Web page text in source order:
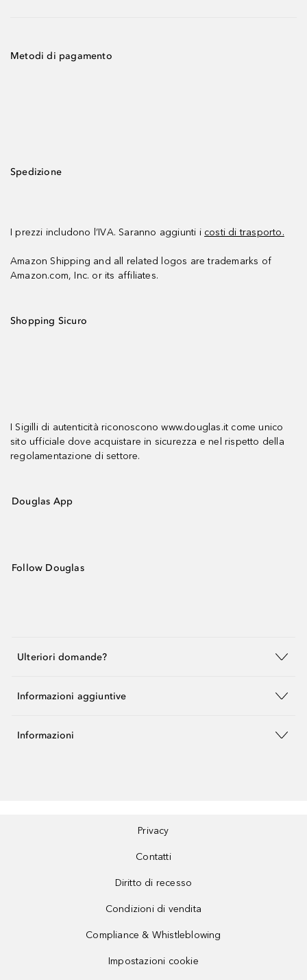
Metodi di pagamento
Spedizione
I prezzi includono l’IVA. Saranno aggiunti i costi di trasporto.
Amazon Shipping and all related logos are trademarks of
Amazon.com, Inc. or its affiliates.
Shopping Sicuro
I Sigilli di autenticità riconoscono www.douglas.it come unico
sito ufficiale dove acquistare in sicurezza e nel rispetto della
regolamentazione di settore.
Douglas App
Follow Douglas
Ulteriori domande?
Informazioni aggiuntive
Informazioni
Privacy
Contatti
Diritto di recesso
Condizioni di vendita
Compliance & Whistleblowing
Impostazioni cookie